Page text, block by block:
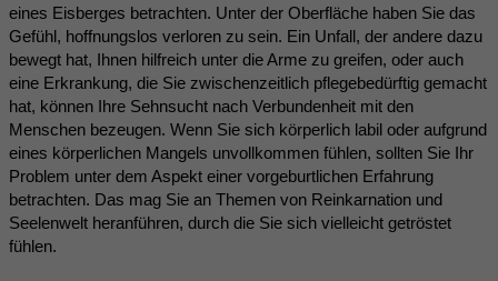
eines Eisberges betrachten. Unter der Oberfläche haben Sie das
Gefühl, hoffnungslos verloren zu sein. Ein Unfall, der andere dazu
bewegt hat, Ihnen hilfreich unter die Arme zu greifen, oder auch
eine Erkrankung, die Sie zwischenzeitlich pflegebedürftig gemacht
hat, können Ihre Sehnsucht nach Verbundenheit mit den
Menschen bezeugen. Wenn Sie sich körperlich labil oder aufgrund
eines körperlichen Mangels unvollkommen fühlen, sollten Sie Ihr
Problem unter dem Aspekt einer vorgeburtlichen Erfahrung
betrachten. Das mag Sie an Themen von Reinkarnation und
Seelenwelt heranführen, durch die Sie sich vielleicht getröstet
fühlen.